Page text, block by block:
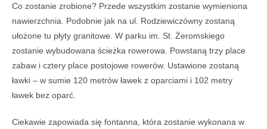
Co zostanie zrobione? Przede wszystkim zostanie wymieniona
nawierzchnia. Podobnie jak na ul. Rodziewiczówny zostaną
ułożone tu płyty granitowe. W parku im. St. Żeromskiego
zostanie wybudowana ścieżka rowerowa. Powstaną trzy place
zabaw i cztery place postojowe rowerów. Ustawione zostaną
ławki – w sumie 120 metrów ławek z oparciami i 102 metry
ławek bez oparć.
Ciekawie zapowiada się fontanna, która zostanie wykonana w